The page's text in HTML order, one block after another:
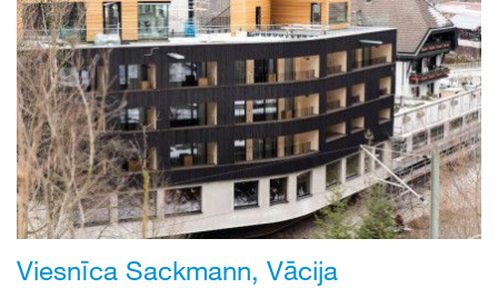
Viesnīca Sackmann, Vācija